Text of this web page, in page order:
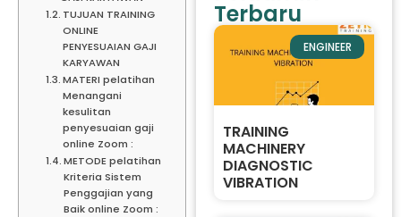
TUJUAN TRAINING
ONLINE
PENYESUAIAN GAJI
KARYAWAN
MATERI pelatihan
Menangani
kesulitan
penyesuaian gaji
online Zoom :
METODE pelatihan
Kriteria Sistem
Penggajian yang
Baik online Zoom :
Terbaru
ENGINEER
TRAINING
MACHINERY
DIAGNOSTIC
VIBRATION